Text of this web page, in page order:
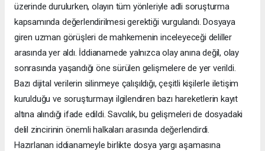
üzerinde durulurken, olayın tüm yönleriyle adli soruşturma
kapsamında değerlendirilmesi gerektiği vurgulandı. Dosyaya
giren uzman görüşleri de mahkemenin inceleyeceği deliller
arasında yer aldı. İddianamede yalnızca olay anına değil, olay
sonrasında yaşandığı öne sürülen gelişmelere de yer verildi.
Bazı dijital verilerin silinmeye çalışıldığı, çeşitli kişilerle iletişim
kurulduğu ve soruşturmayı ilgilendiren bazı hareketlerin kayıt
altına alındığı ifade edildi. Savcılık, bu gelişmeleri de dosyadaki
delil zincirinin önemli halkaları arasında değerlendirdi.
Hazırlanan iddianameyle birlikte dosya yargı aşamasına